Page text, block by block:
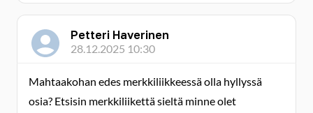
Petteri Haverinen
28.12.2025 10:30
Mahtaakohan edes merkkiliikkeessä olla hyllyssä
osia? Etsisin merkkiliikettä sieltä minne olet